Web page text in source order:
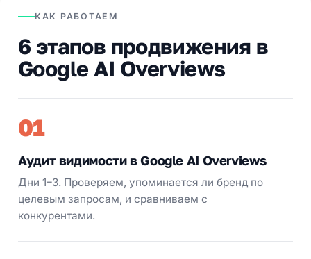
КАК РАБОТАЕМ
6 этапов продвижения в
Google AI Overviews
01
Аудит видимости в Google AI Overviews
Дни 1–3. Проверяем, упоминается ли бренд по
целевым запросам, и сравниваем с
конкурентами.